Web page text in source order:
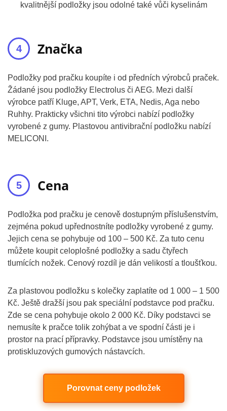
kvalitnější podložky jsou odolné také vůči kyselinám
Značka
Podložky pod pračku koupíte i od předních výrobců praček.
Žádané jsou podložky Electrolus či AEG. Mezi další
výrobce patří Kluge, APT, Verk, ETA, Nedis, Aga nebo
Ruhhy. Prakticky všichni tito výrobci nabízí podložky
vyrobené z gumy. Plastovou antivibrační podložku nabízí
MELICONI.
Cena
Podložka pod pračku je cenově dostupným příslušenstvím,
zejména pokud upřednostníte podložky vyrobené z gumy.
Jejich cena se pohybuje od 100 – 500 Kč. Za tuto cenu
můžete koupit celoplošné podložky a sadu čtyřech
tlumících nožek. Cenový rozdíl je dán velikostí a tloušťkou.
Za plastovou podložku s kolečky zaplatíte od 1 000 – 1 500
Kč. Ještě dražší jsou pak speciální podstavce pod pračku.
Zde se cena pohybuje okolo 2 000 Kč. Díky podstavci se
nemusíte k pračce tolik zohýbat a ve spodní části je i
prostor na prací přípravky. Podstavce jsou umístěny na
protiskluzových gumových nástavcích.
Porovnat ceny podložek